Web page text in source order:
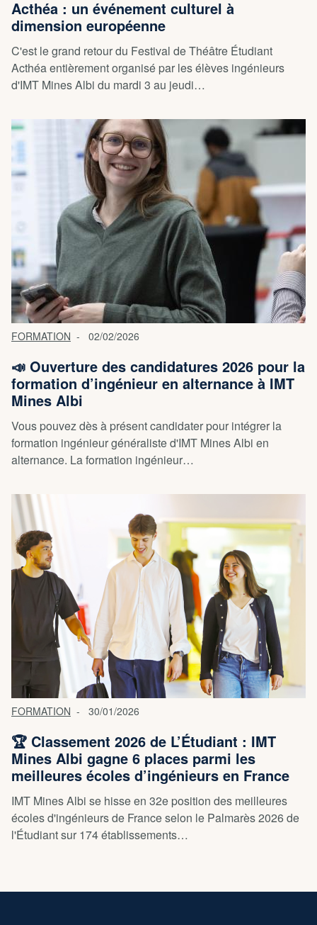
Acthéa : un événement culturel à
dimension européenne
C'est le grand retour du Festival de Théâtre Étudiant
Acthéa entièrement organisé par les élèves ingénieurs
d'IMT Mines Albi du mardi 3 au jeudi…
FORMATION 02/02/2026
📣 Ouverture des candidatures 2026 pour la
formation d’ingénieur en alternance à IMT
Mines Albi
Vous pouvez dès à présent candidater pour intégrer la
formation ingénieur généraliste d'IMT Mines Albi en
alternance. La formation ingénieur…
FORMATION 30/01/2026
🏆 Classement 2026 de L’Étudiant : IMT
Mines Albi gagne 6 places parmi les
meilleures écoles d’ingénieurs en France
IMT Mines Albi se hisse en 32e position des meilleures
écoles d'ingénieurs de France selon le Palmarès 2026 de
l'Étudiant sur 174 établissements…